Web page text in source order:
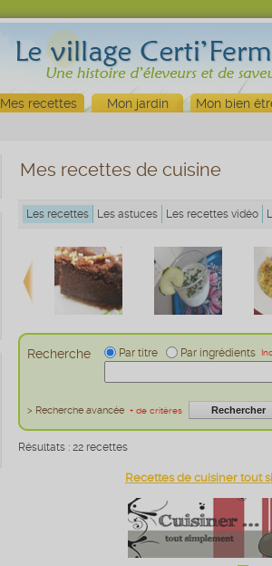
Mes recettes Mon jardin Mon bien
Mes recettes de cuisine
Les recettes Les astuces Les recettes vidéo
Recherche Par titre Par ingrédients
> Recherche avancée + de critères
Résultats : 22 recettes
Recettes de cuisiner tout